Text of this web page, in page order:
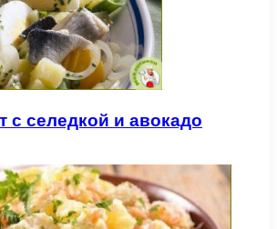
с селедкой и авокадо